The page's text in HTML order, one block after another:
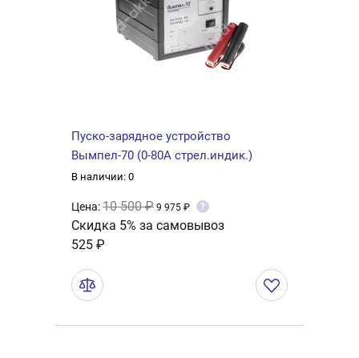
Пуско-зарядное устройство
Вымпел-70 (0-80A стрел.индик.)
В наличии: 0
Цена:10 500 ₽ 9 975 ₽ ?
Скидка 5% за самовывоз
525 ₽